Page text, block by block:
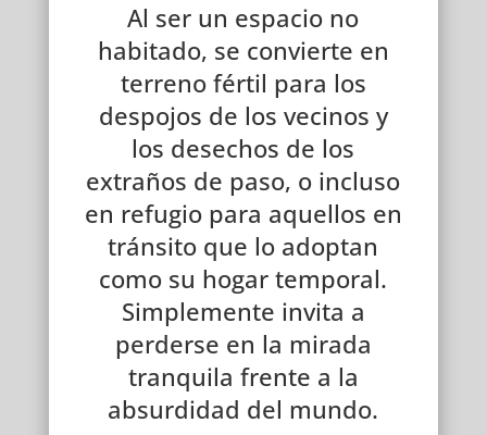
Al ser un espacio no
habitado, se convierte en
terreno fértil para los
despojos de los vecinos y
los desechos de los
extraños de paso, o incluso
en refugio para aquellos en
tránsito que lo adoptan
como su hogar temporal.
Simplemente invita a
perderse en la mirada
tranquila frente a la
absurdidad del mundo.